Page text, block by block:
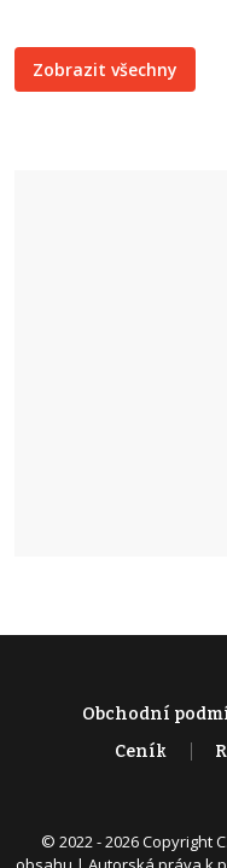
Zobrazit všechny
Obchodní
Ceník
© 2022 - 2026 Copyright